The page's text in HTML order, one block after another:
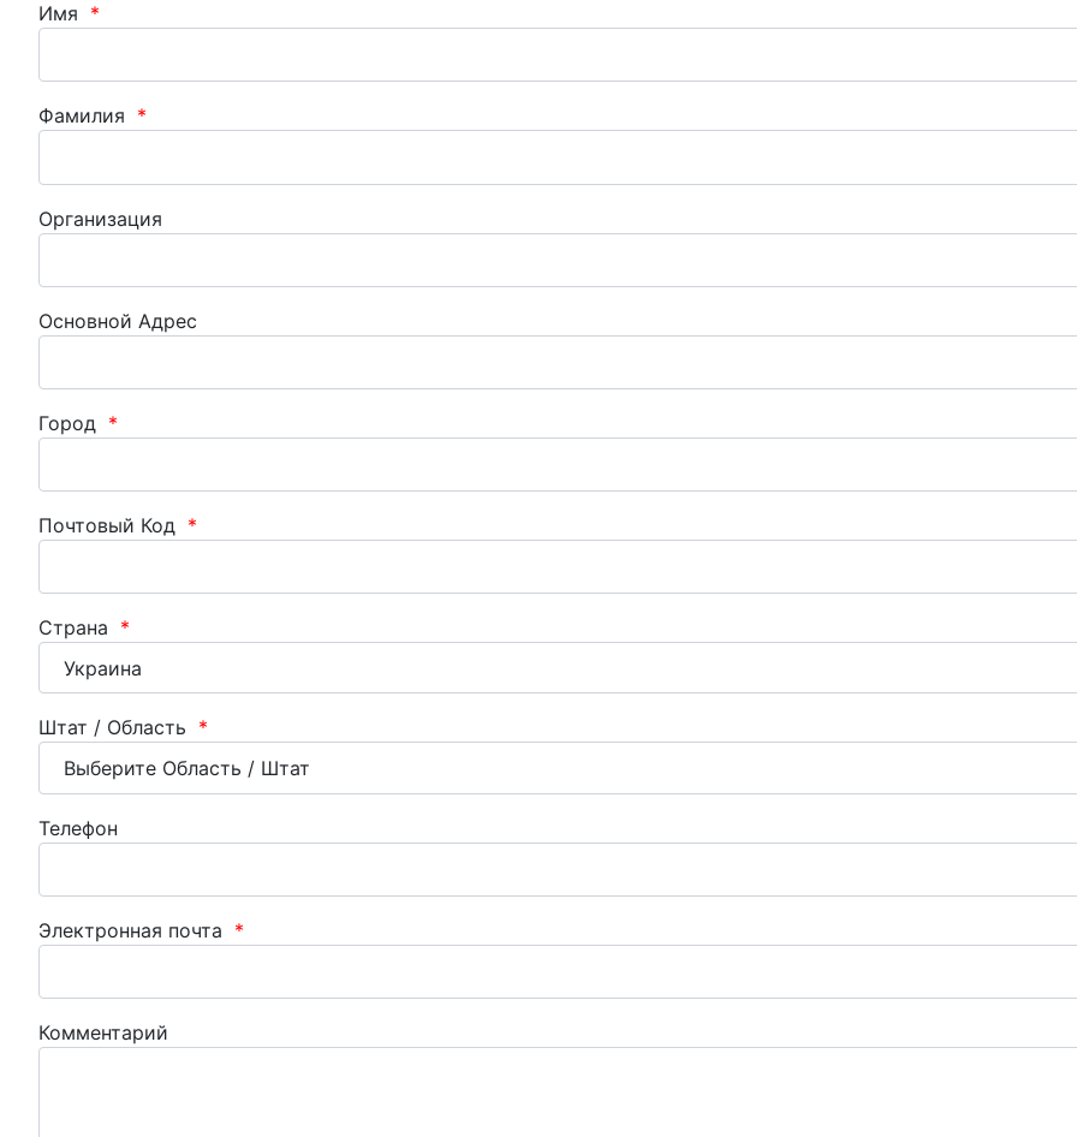
Имя *
Фамилия *
Организация
Основной Адрес
Город *
Почтовый Код *
Страна *
Штат / Область *
Телефон
Электронная почта *
Комментарий